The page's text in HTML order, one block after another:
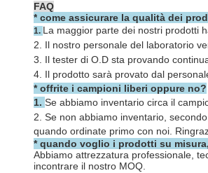
FAQ
* come assicurare la qualità dei
1. La maggior parte dei nostri prodotti
2. Il nostro personale del laboratorio
3. Il tester di O.D sta provando
4. Il prodotto sarà provato dal
* offrite i campioni liberi oppure no?
1. Se abbiamo inventario circa il
2. Se non abbiamo inventario,
quando ordinate primo con noi.
* quando voglio i prodotti su
Abbiamo attrezzatura professionale,
incontrare il nostro MOQ.